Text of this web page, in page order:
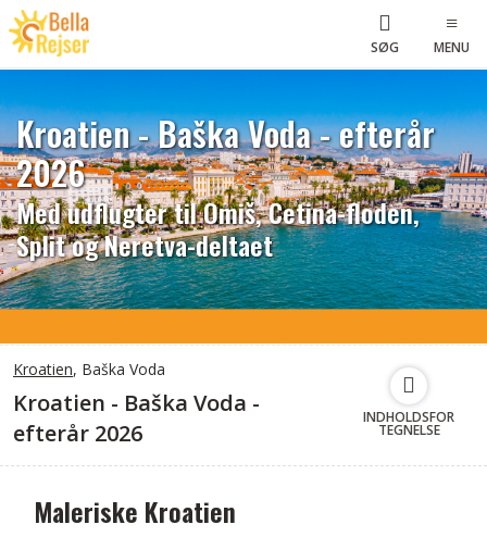
SØG MENU
Kroatien - Baška Voda - efterår
2026
Med udflugter til Omiš, Cetina-floden,
Split og Neretva-deltaet
Kroatien, Baška Voda
Kroatien - Baška Voda -
efterår 2026
INDHOLDSFOR
TEGNELSE
Maleriske Kroatien